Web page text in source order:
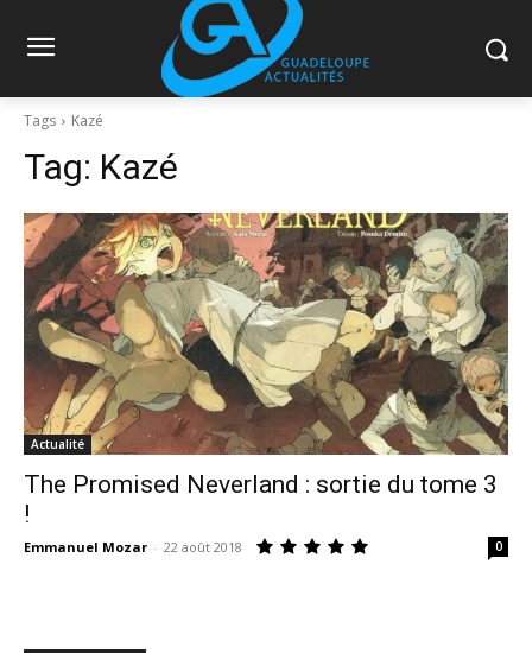
Tags Kazé
Tag: Kazé
Actualité
The Promised Neverland : sortie du tome 3
!
Emmanuel Mozar - 22 août 2018 0